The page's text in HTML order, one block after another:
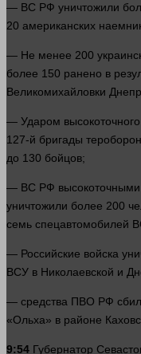
— ВС РФ уничтожили
20 американских
— Не менее 200
более 150 ранено в
Великомихайловки
— Ударом
127-й бригады
до 130 бойцов;
— ВС РФ высокоточными
уничтожили более 200
семь спецавтомобилей
— Российские войска
ВСУ в Николаевской и
— средства ПВО РФ
«Ольха» в районе
9:54 Губернатор